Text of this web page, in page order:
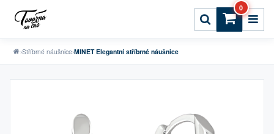
0
›Stříbrné náušnice›MINET Elegantní stříbrné náušnice